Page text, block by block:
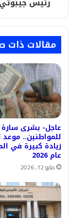
مقالات ذات
عاجل- بشرى سارة
للمواطنين..
زيادة كبيرة في
عام 2026
مايو 12, 2026